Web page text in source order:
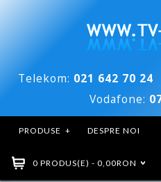
Telekom: 021 642 70 24
Vodafone:
PRODUSE + DESPRE NOI
0 PRODUS(E) - 0,00RON